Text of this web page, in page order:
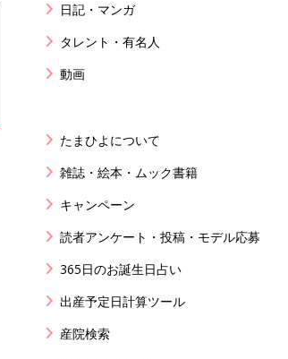
日記・マンガ
タレント・有名人
動画
たまひよについて
雑誌・絵本・ムック書籍
キャンペーン
読者アンケート・投稿・モデル応募
365日のお誕生日占い
出産予定日計算ツール
産院検索